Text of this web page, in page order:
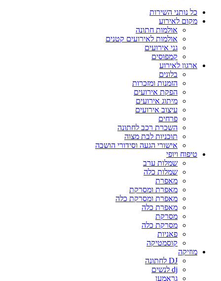
כל נותני השירות
מקום לאירוע
אולמות חתונה
אולמות לאירועים קטנים
גני אירועים
קמפוסים
ארגון לאירוע
בלונים
הזמנות ומזכרות
הפקת אירועים
מיתוג אירועים
עיצוב אירועים
פרחים
השכרת רכב לחתונה
תוכניות לבת מצוה
אישורי הגעה וסידורי הושבה
טיפוח ויופי
שמלות ערב
שמלות כלה
מאפרת
מאפרת ומסרקת
מאפרת ומסרקת כלה
מאפרת כלה
מסרקת
מסרקת כלה
פאניות
קוסמטיקה
מוזיקה
DJ לחתונה
dj לנשים
גראמען